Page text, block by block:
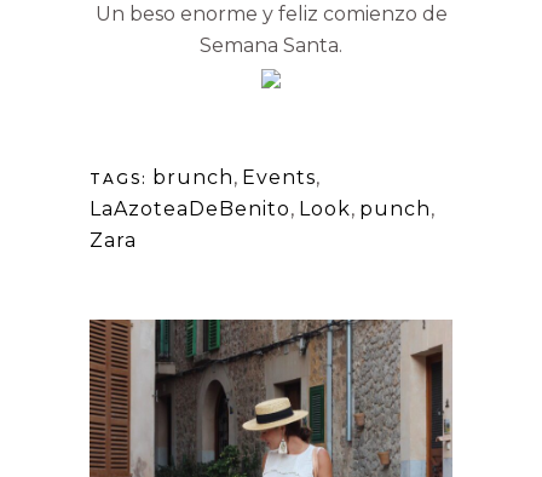
Un beso enorme y feliz comienzo de
Semana Santa.
TAGS: brunch, Events,
LaAzoteaDeBenito, Look, punch,
Zara